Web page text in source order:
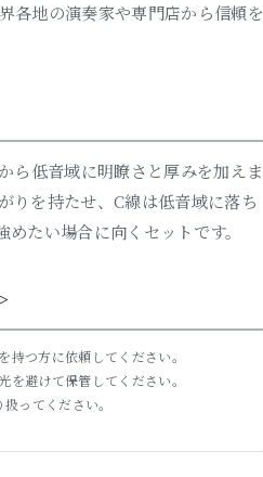
各地の演奏家や専門店から信頼を
ら低音域に明瞭さと厚みを加えま
りを持たせ、C線は低音域に落ち
たい場合に向くセットです。
つ方に依頼してください。
避けて保管してください。
ってください。